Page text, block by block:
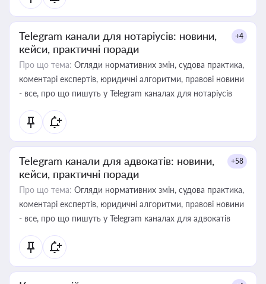
Telegram канали для нотаріусів: новини,
кейси, практичні поради
+4
Про що тема: Огляди нормативних змін, судова практика,
коментарі експертів, юридичні алгоритми, правові новини
- все, про що пишуть у Telegram каналах для нотаріусів
Telegram канали для адвокатів: новини,
кейси, практичні поради
+58
Про що тема: Огляди нормативних змін, судова практика,
коментарі експертів, юридичні алгоритми, правові новини
- все, про що пишуть у Telegram каналах для адвокатів